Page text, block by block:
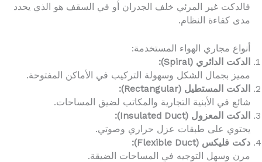
فالدكت غير المرئي خلف الجدران أو في السقف هو الذي يحدد
مدى كفاءة النظام.
أنواع مجاري الهواء المستخدمة:
الدكت الدائري (Spiral):
مميز بجمال الشكل وسهولة التركيب في الأماكن المفتوحة.
الدكت المستطيل (Rectangular):
شائع في الأبنية التجارية والمكاتب لضيق المساحات.
الدكت المعزول (Insulated Duct):
يحتوي على طبقات عزل حراري وصوتي.
دكت فليكس (Flexible Duct):
مرن وسهل التوجيه في المساحات الضيقة.